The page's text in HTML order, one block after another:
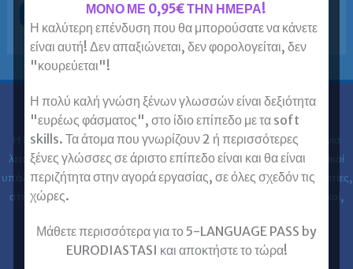
πτυχίου
Γαλλικών
DELF
Β2
–
Περισσότερα »
Ευρωδιάσταση
Η Ευρωδιάσταση Κέντρα Ξένων Γλωσσών Ενηλίκων στα30 χρόνια
λειτουργίας της έχει εκπαιδεύσει 61.000 ενήλικες (φοιτητές, ιδιωτικοί
υπάλληλοι, δημόσιοι υπάλληλοι, στρατιωτικοί, ελεύθεροι επαγγελματίες,
στελέχη επιχειρήσεων, επαγγελματίες, ιατροί, νοσηλευτές, μηχανικοί,
Επικοινωνία με Ευρωδιάσταση
ΜΟΝΟ ΜΕ 0,95€ ΤΗΝ ΗΜΕΡΑ!
Η καλύτερη επένδυση που θα μπορούσατε να κάνετε
είναι αυτή! Δεν απαξιώνεται, δεν φορολογείται, δεν
"κουρεύεται"!
Η πολύ καλή γνώση ξένων γλωσσών είναι δεξιότητα
"ευρέως φάσματος", στο ίδιο επίπεδο με τα soft
skills. Τα άτομα που γνωρίζουν 2 ή περισσότερες
ξένες γλώσσες σε άριστο επίπεδο είναι και θα είναι
περιζήτητα στην αγορά εργασίας, σε όλες σχεδόν τις
χώρες.
Μάθετε περισσότερα για το 5-LANGUAGE PASS by
EURODIASTASI και αποκτήστε το τώρα!